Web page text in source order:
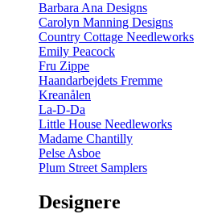
Barbara Ana Designs
Carolyn Manning Designs
Country Cottage Needleworks
Emily Peacock
Fru Zippe
Haandarbejdets Fremme
Kreanålen
La-D-Da
Little House Needleworks
Madame Chantilly
Pelse Asboe
Plum Street Samplers
Designere